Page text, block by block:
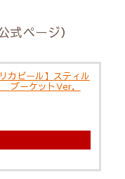
式ページ）
カビール】スティル
プーケットVer．